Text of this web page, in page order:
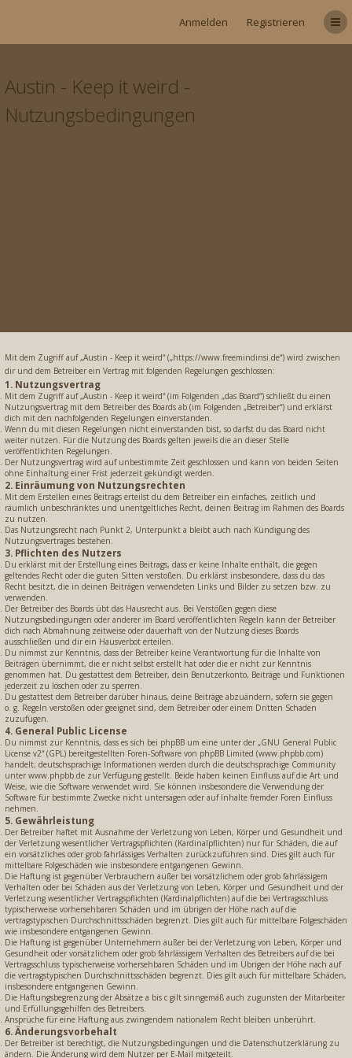
Anmelden Registrieren
Austin - Keep it weird -
Nutzungsbedingungen
Mit dem Zugriff auf „Austin - Keep it weird“ („https://www.freemindinsi.de“) wird zwischen
dir und dem Betreiber ein Vertrag mit folgenden Regelungen geschlossen:
1. Nutzungsvertrag
Mit dem Zugriff auf „Austin - Keep it weird“ (im Folgenden „das Board“) schließt du einen
Nutzungsvertrag mit dem Betreiber des Boards ab (im Folgenden „Betreiber“) und erklärst
dich mit den nachfolgenden Regelungen einverstanden.
Wenn du mit diesen Regelungen nicht einverstanden bist, so darfst du das Board nicht
weiter nutzen. Für die Nutzung des Boards gelten jeweils die an dieser Stelle
veröffentlichten Regelungen.
Der Nutzungsvertrag wird auf unbestimmte Zeit geschlossen und kann von beiden Seiten
ohne Einhaltung einer Frist jederzeit gekündigt werden.
2. Einräumung von Nutzungsrechten
Mit dem Erstellen eines Beitrags erteilst du dem Betreiber ein einfaches, zeitlich und
räumlich unbeschränktes und unentgeltliches Recht, deinen Beitrag im Rahmen des Boards
zu nutzen.
Das Nutzungsrecht nach Punkt 2, Unterpunkt a bleibt auch nach Kündigung des
Nutzungsvertrages bestehen.
3. Pflichten des Nutzers
Du erklärst mit der Erstellung eines Beitrags, dass er keine Inhalte enthält, die gegen
geltendes Recht oder die guten Sitten verstoßen. Du erklärst insbesondere, dass du das
Recht besitzt, die in deinen Beiträgen verwendeten Links und Bilder zu setzen bzw. zu
verwenden.
Der Betreiber des Boards übt das Hausrecht aus. Bei Verstößen gegen diese
Nutzungsbedingungen oder anderer im Board veröffentlichten Regeln kann der Betreiber
dich nach Abmahnung zeitweise oder dauerhaft von der Nutzung dieses Boards
ausschließen und dir ein Hausverbot erteilen.
Du nimmst zur Kenntnis, dass der Betreiber keine Verantwortung für die Inhalte von
Beiträgen übernimmt, die er nicht selbst erstellt hat oder die er nicht zur Kenntnis
genommen hat. Du gestattest dem Betreiber, dein Benutzerkonto, Beiträge und Funktionen
jederzeit zu löschen oder zu sperren.
Du gestattest dem Betreiber darüber hinaus, deine Beiträge abzuändern, sofern sie gegen
o. g. Regeln verstoßen oder geeignet sind, dem Betreiber oder einem Dritten Schaden
zuzufügen.
4. General Public License
Du nimmst zur Kenntnis, dass es sich bei phpBB um eine unter der „GNU General Public
License v2“ (GPL) bereitgestellten Foren-Software von phpBB Limited (www.phpbb.com)
handelt; deutschsprachige Informationen werden durch die deutschsprachige Community
unter www.phpbb.de zur Verfügung gestellt. Beide haben keinen Einfluss auf die Art und
Weise, wie die Software verwendet wird. Sie können insbesondere die Verwendung der
Software für bestimmte Zwecke nicht untersagen oder auf Inhalte fremder Foren Einfluss
nehmen.
5. Gewährleistung
Der Betreiber haftet mit Ausnahme der Verletzung von Leben, Körper und Gesundheit und
der Verletzung wesentlicher Vertragspflichten (Kardinalpflichten) nur für Schäden, die auf
ein vorsätzliches oder grob fahrlässiges Verhalten zurückzuführen sind. Dies gilt auch für
mittelbare Folgeschäden wie insbesondere entgangenen Gewinn.
Die Haftung ist gegenüber Verbrauchern außer bei vorsätzlichem oder grob fahrlässigem
Verhalten oder bei Schäden aus der Verletzung von Leben, Körper und Gesundheit und der
Verletzung wesentlicher Vertragspflichten (Kardinalpflichten) auf die bei Vertragsschluss
typischerweise vorhersehbaren Schäden und im übrigen der Höhe nach auf die
vertragstypischen Durchschnittsschäden begrenzt. Dies gilt auch für mittelbare Folgeschäden
wie insbesondere entgangenen Gewinn.
Die Haftung ist gegenüber Unternehmern außer bei der Verletzung von Leben, Körper und
Gesundheit oder vorsätzlichem oder grob fahrlässigem Verhalten des Betreibers auf die bei
Vertragsschluss typischerweise vorhersehbaren Schäden und im Übrigen der Höhe nach auf
die vertragstypischen Durchschnittsschäden begrenzt. Dies gilt auch für mittelbare Schäden,
insbesondere entgangenen Gewinn.
Die Haftungsbegrenzung der Absätze a bis c gilt sinngemäß auch zugunsten der Mitarbeiter
und Erfüllungsgehilfen des Betreibers.
Ansprüche für eine Haftung aus zwingendem nationalem Recht bleiben unberührt.
6. Änderungsvorbehalt
Der Betreiber ist berechtigt, die Nutzungsbedingungen und die Datenschutzerklärung zu
ändern. Die Änderung wird dem Nutzer per E-Mail mitgeteilt.